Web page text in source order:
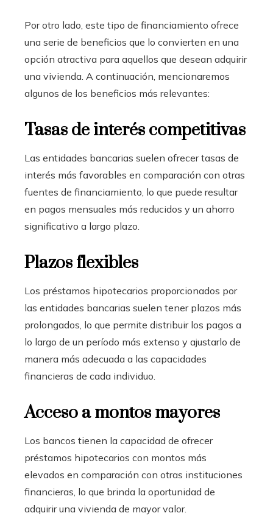
Por otro lado, este tipo de financiamiento ofrece
una serie de beneficios que lo convierten en una
opción atractiva para aquellos que desean adquirir
una vivienda. A continuación, mencionaremos
algunos de los beneficios más relevantes:
Tasas de interés competitivas
Las entidades bancarias suelen ofrecer tasas de
interés más favorables en comparación con otras
fuentes de financiamiento, lo que puede resultar
en pagos mensuales más reducidos y un ahorro
significativo a largo plazo.
Plazos flexibles
Los préstamos hipotecarios proporcionados por
las entidades bancarias suelen tener plazos más
prolongados, lo que permite distribuir los pagos a
lo largo de un período más extenso y ajustarlo de
manera más adecuada a las capacidades
financieras de cada individuo.
Acceso a montos mayores
Los bancos tienen la capacidad de ofrecer
préstamos hipotecarios con montos más
elevados en comparación con otras instituciones
financieras, lo que brinda la oportunidad de
adquirir una vivienda de mayor valor.